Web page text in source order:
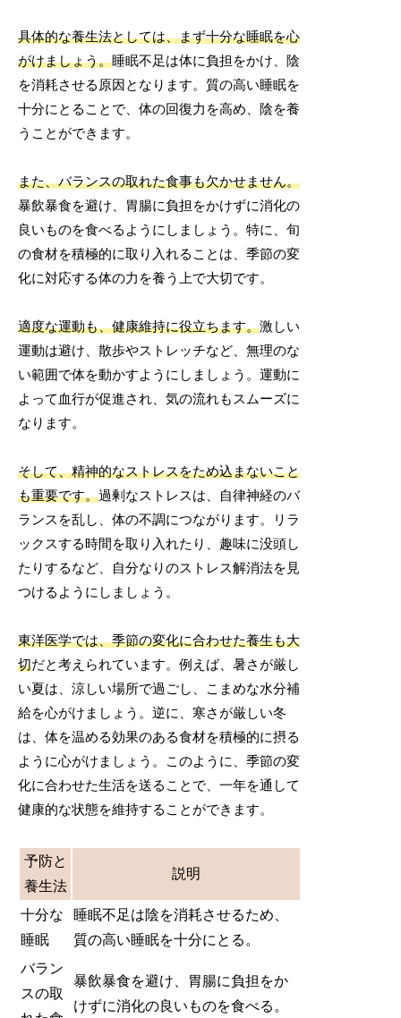
具体的な養生法としては、まず十分な睡眠を心
がけましょう。睡眠不足は体に負担をかけ、陰
を消耗させる原因となります。質の高い睡眠を
十分にとることで、体の回復力を高め、陰を養
うことができます。
また、バランスの取れた食事も欠かせません。
暴飲暴食を避け、胃腸に負担をかけずに消化の
良いものを食べるようにしましょう。特に、旬
の食材を積極的に取り入れることは、季節の変
化に対応する体の力を養う上で大切です。
適度な運動も、健康維持に役立ちます。激しい
運動は避け、散歩やストレッチなど、無理のな
い範囲で体を動かすようにしましょう。運動に
よって血行が促進され、気の流れもスムーズに
なります。
そして、精神的なストレスをため込まないこと
も重要です。過剰なストレスは、自律神経のバ
ランスを乱し、体の不調につながります。リラ
ックスする時間を取り入れたり、趣味に没頭し
たりするなど、自分なりのストレス解消法を見
つけるようにしましょう。
東洋医学では、季節の変化に合わせた養生も大
切だと考えられています。例えば、暑さが厳し
い夏は、涼しい場所で過ごし、こまめな水分補
給を心がけましょう。逆に、寒さが厳しい冬
は、体を温める効果のある食材を積極的に摂る
ように心がけましょう。このように、季節の変
化に合わせた生活を送ることで、一年を通して
健康的な状態を維持することができます。
予防と
養生法
説明
十分な
睡眠
睡眠不足は陰を消耗させるため、
質の高い睡眠を十分にとる。
バラン
スの取
暴飲暴食を避け、胃腸に負担をか
けずに消化の良いものを食べる。